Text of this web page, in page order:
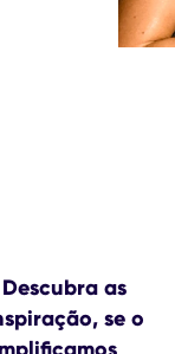
as
, se o